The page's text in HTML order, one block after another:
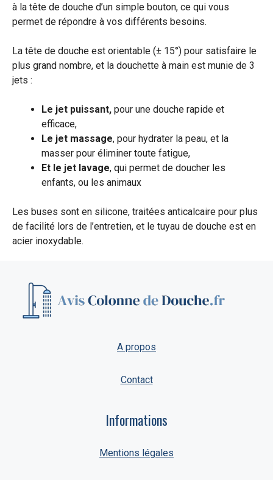
à la tête de douche d’un simple bouton, ce qui vous
permet de répondre à vos différents besoins.
La tête de douche est orientable (± 15°) pour satisfaire le
plus grand nombre, et la douchette à main est munie de 3
jets :
Le jet puissant, pour une douche rapide et
efficace,
Le jet massage, pour hydrater la peau, et la
masser pour éliminer toute fatigue,
Et le jet lavage, qui permet de doucher les
enfants, ou les animaux
Les buses sont en silicone, traitées anticalcaire pour plus
de facilité lors de l’entretien, et le tuyau de douche est en
acier inoxydable.
A propos
Contact
Informations
Mentions légales